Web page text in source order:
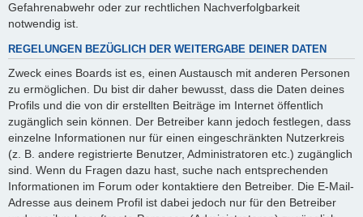
Gefahrenabwehr oder zur rechtlichen Nachverfolgbarkeit
notwendig ist.
REGELUNGEN BEZÜGLICH DER WEITERGABE DEINER DATEN
Zweck eines Boards ist es, einen Austausch mit anderen Personen
zu ermöglichen. Du bist dir daher bewusst, dass die Daten deines
Profils und die von dir erstellten Beiträge im Internet öffentlich
zugänglich sein können. Der Betreiber kann jedoch festlegen, dass
einzelne Informationen nur für einen eingeschränkten Nutzerkreis
(z. B. andere registrierte Benutzer, Administratoren etc.) zugänglich
sind. Wenn du Fragen dazu hast, suche nach entsprechenden
Informationen im Forum oder kontaktiere den Betreiber. Die E-Mail-
Adresse aus deinem Profil ist dabei jedoch nur für den Betreiber